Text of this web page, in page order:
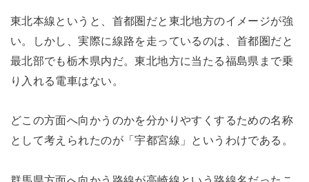
東北本線というと、首都圏だと東北地方のイメージが強
い。しかし、実際に線路を走っているのは、首都圏だと
最北部でも栃木県内だ。東北地方に当たる福島県まで乗
り入れる電車はない。
どこの方面へ向かうのかを分かりやすくするための名称
として考えられたのが「宇都宮線」というわけである。